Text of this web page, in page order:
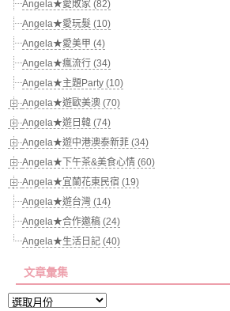
Angela★愛敗家 (82)
Angela★愛玩髮 (10)
Angela★愛美甲 (4)
Angela★瘋流行 (34)
Angela★主題Party (10)
Angela★遊歐美澳 (70)
Angela★遊日韓 (74)
Angela★遊中港澳泰新菲 (34)
Angela★下午茶&美食心情 (60)
Angela★宜蘭花東民宿 (19)
Angela★遊台灣 (14)
Angela★合作邀稿 (24)
Angela★生活日記 (40)
文章彙集
文